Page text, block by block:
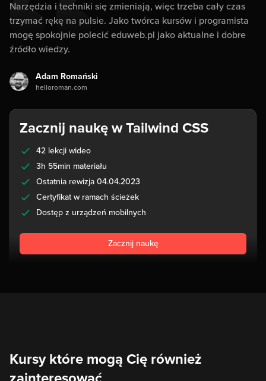
Narzędzia i techniki się zmieniają, więc trzeba cały czas
trzymać rękę na pulsie. Jako twórca kursów i programista
mogę spokojnie polecić eduweb.pl jako aktualne i dobre
źródło wiedzy.
Adam Romański
helloroman.com
Zacznij naukę w Tailwind CSS
42 lekcji wideo
3h 55min materiału
Ostatnia rewizja 04.04.2023
Certyfikat w ramach ścieżek
Dostęp z urządzeń mobilnych
Zacznij naukę
Kursy które mogą Cię również